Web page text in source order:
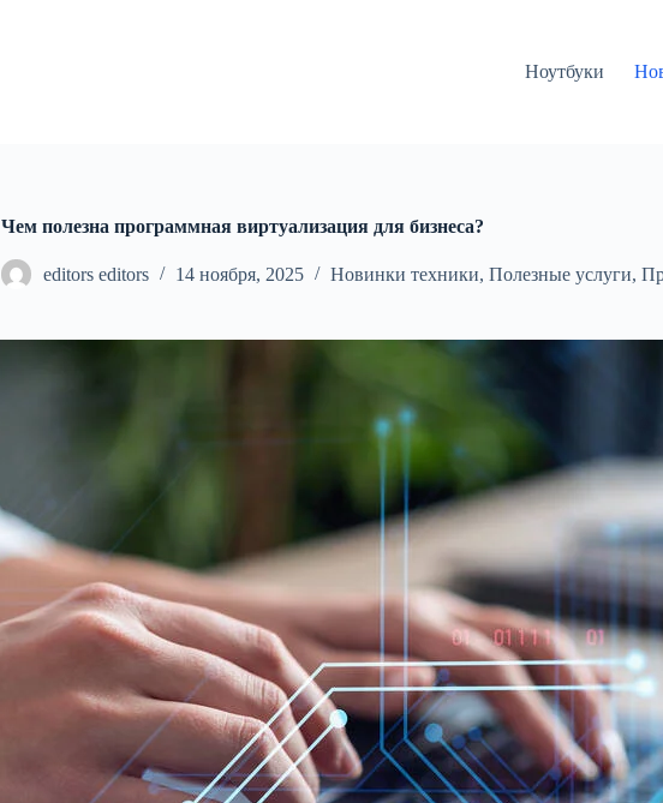
Ноутбуки
Чем полезна программная виртуализация для бизнеса?
editors editors 14 ноября, 2025 Новинки техники, Полезные услуги,